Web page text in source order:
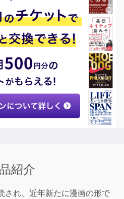
紹介
され、近年新たに漫画の形で